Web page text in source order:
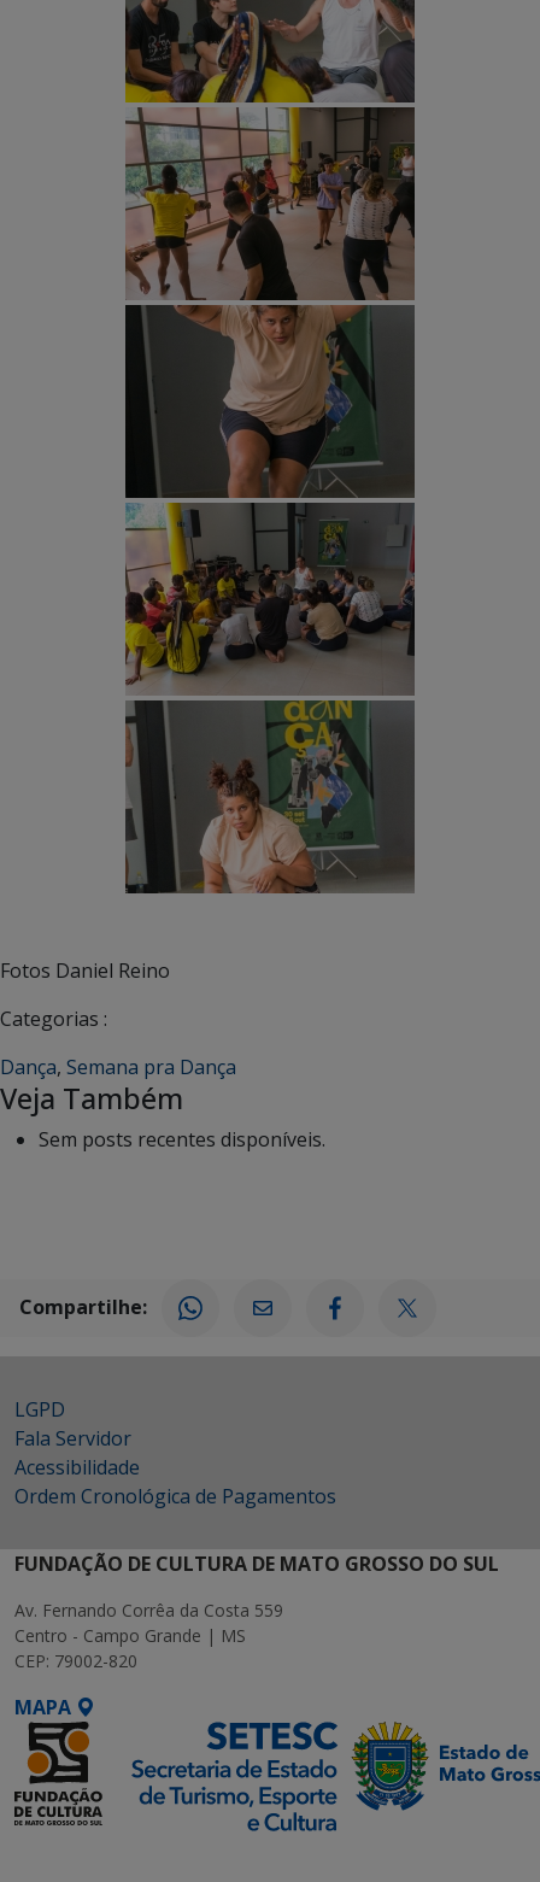
Fotos Daniel Reino
Categorias :
Dança, Semana pra Dança
Veja Também
Sem posts recentes disponíveis.
Compartilhe:
LGPD
Fala Servidor
Acessibilidade
Ordem Cronológica de Pagamentos
FUNDAÇÃO DE CULTURA DE MATO GROSSO DO SUL
Av. Fernando Corrêa da Costa 559
Centro - Campo Grande | MS
CEP: 79002-820
MAPA